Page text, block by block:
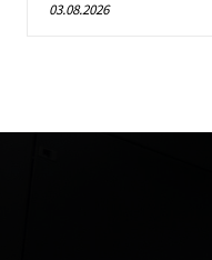
03.08.2026